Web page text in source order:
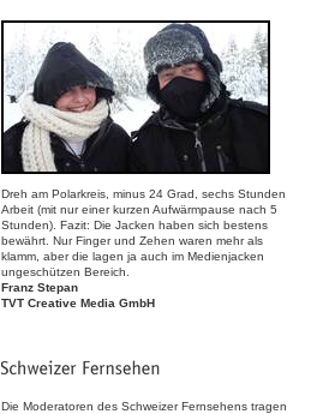
Dreh am Polarkreis, minus 24 Grad, sechs Stunden
Arbeit (mit nur einer kurzen Aufwärmpause nach 5
Stunden). Fazit: Die Jacken haben sich bestens
bewährt. Nur Finger und Zehen waren mehr als
klamm, aber die lagen ja auch im Medienjacken
ungeschützen Bereich.
Franz Stepan
TVT Creative Media GmbH
Die Moderatoren des Schweizer Fernsehens tragen